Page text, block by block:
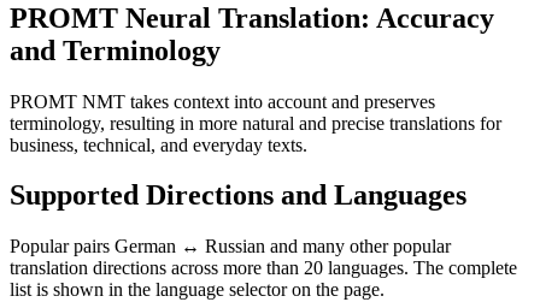
PROMT Neural Translation: Accuracy
and Terminology
PROMT NMT takes context into account and preserves
terminology, resulting in more natural and precise translations for
business, technical, and everyday texts.
Supported Directions and Languages
Popular pairs German ↔ Russian and many other popular
translation directions across more than 20 languages. The complete
list is shown in the language selector on the page.